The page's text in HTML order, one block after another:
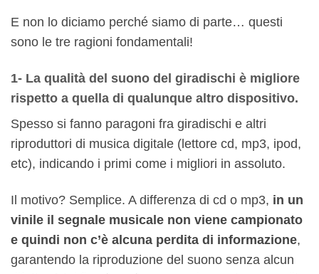
E non lo diciamo perché siamo di parte… questi
sono le tre ragioni fondamentali!
1- La qualità del suono del giradischi è migliore
rispetto a quella di qualunque altro dispositivo.
Spesso si fanno paragoni fra giradischi e altri
riproduttori di musica digitale (lettore cd, mp3, ipod,
etc), indicando i primi come i migliori in assoluto.
Il motivo? Semplice. A differenza di cd o mp3, in un
vinile il segnale musicale non viene campionato
e quindi non c’è alcuna perdita di informazione,
garantendo la riproduzione del suono senza alcun